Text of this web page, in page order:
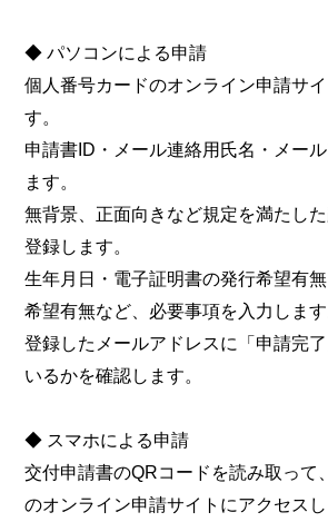
◆ パソコンによる申請
個人番号カードのオンライン申請サ
す。
申請書ID・メール連絡用氏名・メー
ます。
無背景、正面向きなど規定を満たし
登録します。
生年月日・電子証明書の発行希望有
希望有無など、必要事項を入力します
登録したメールアドレスに「申請完
いるかを確認します。
◆ スマホによる申請
交付申請書のQRコードを読み取って
のオンライン申請サイトにアクセスし